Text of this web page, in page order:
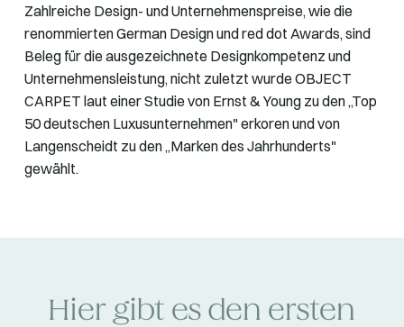
Zahlreiche Design- und Unternehmenspreise, wie die
renommierten German Design und red dot Awards, sind
Beleg für die ausgezeichnete Designkompetenz und
Unternehmensleistung, nicht zuletzt wurde OBJECT
CARPET laut einer Studie von Ernst & Young zu den „Top
50 deutschen Luxusunternehmen" erkoren und von
Langenscheidt zu den „Marken des Jahrhunderts"
gewählt.
Hier gibt es den ersten